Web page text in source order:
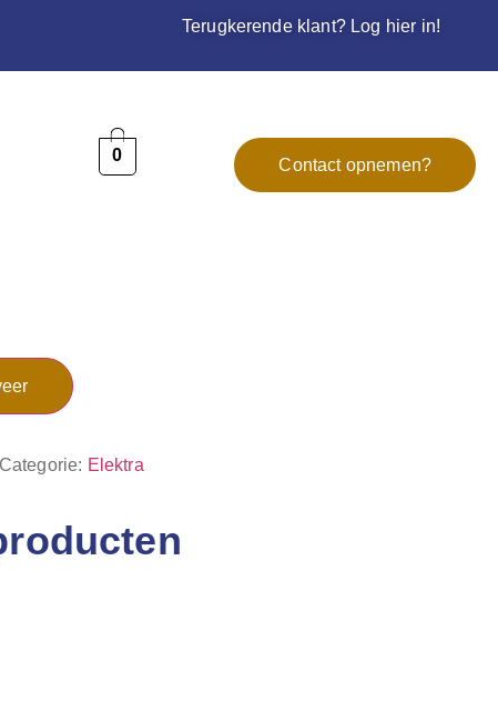
Terugkerende klant? Log hier in!
0
Contact opnemen?
Categorie: Elektra